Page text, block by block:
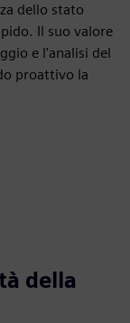
dello stato
Il suo valore
e l'analisi del
proattivo la
della